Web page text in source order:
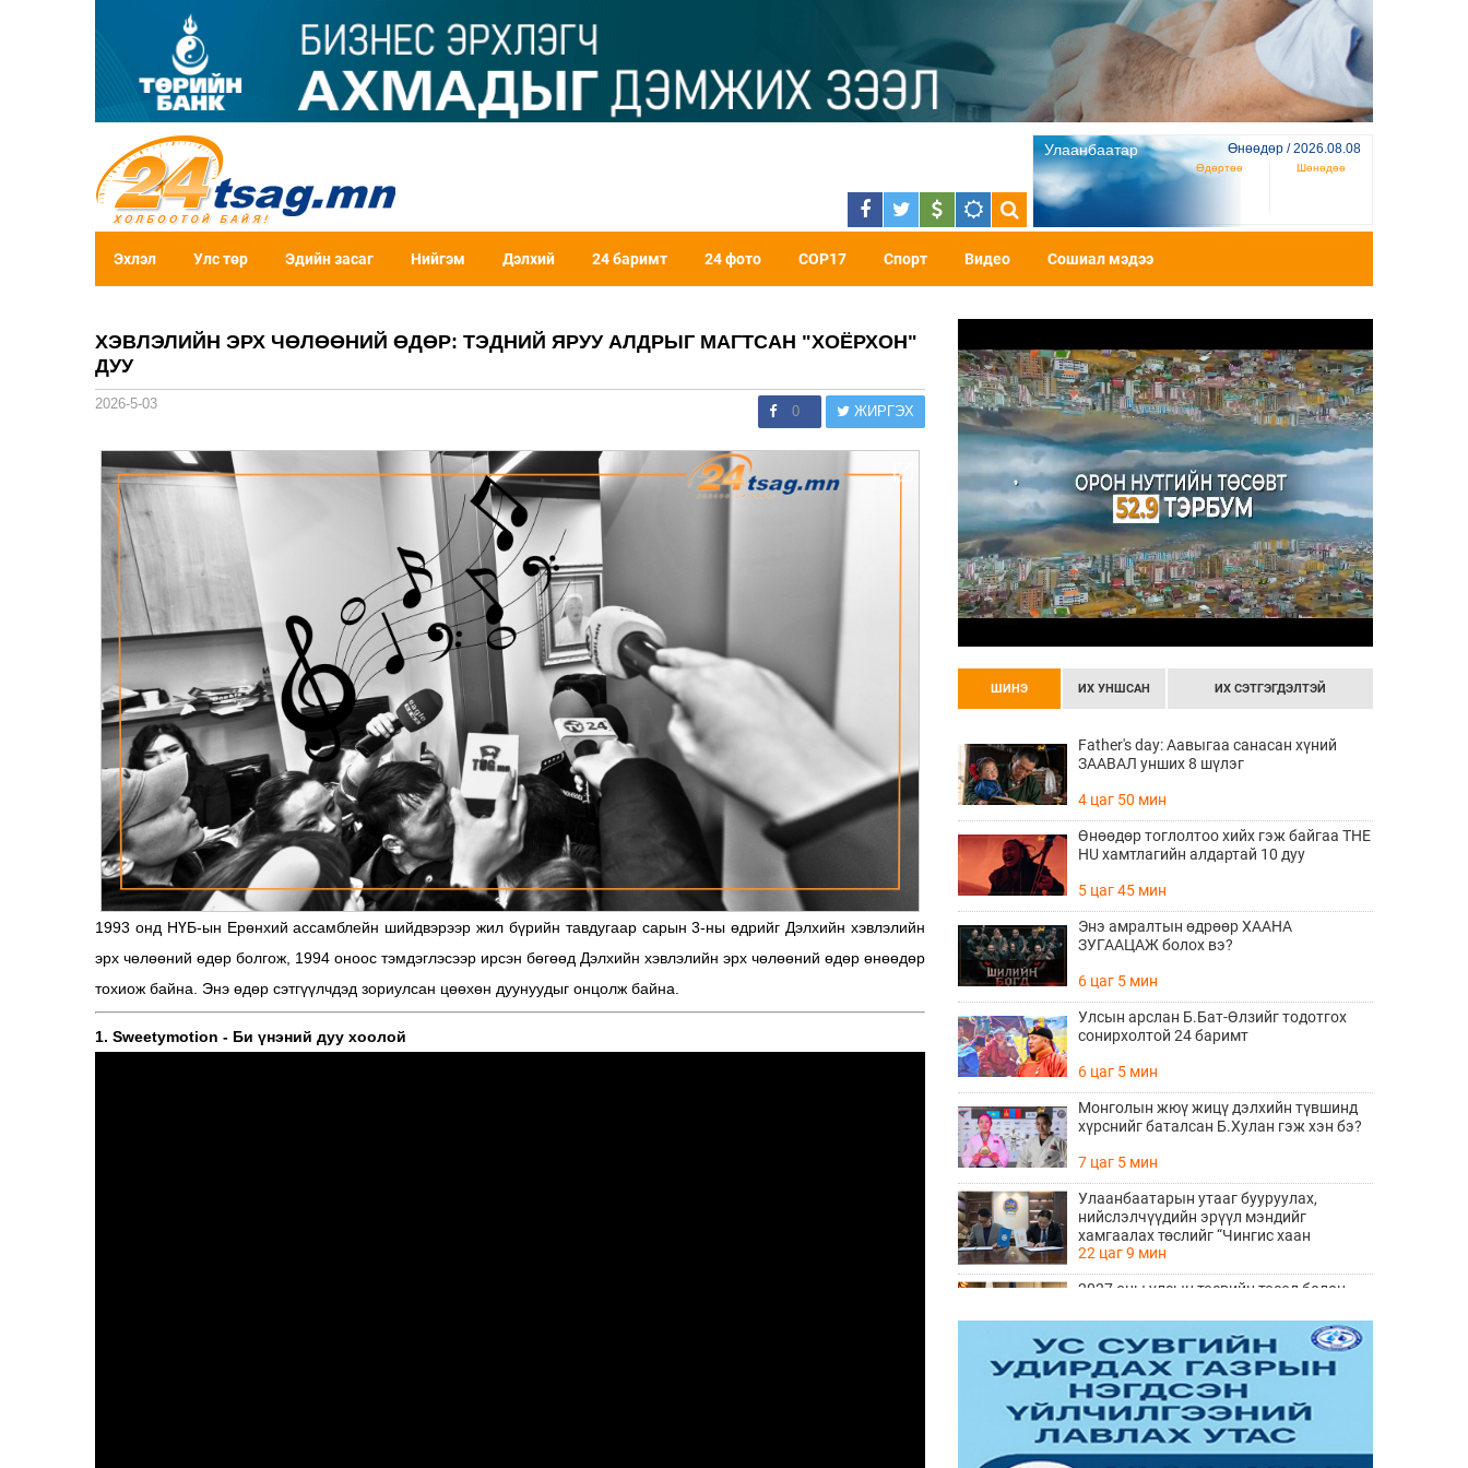
Улаанбаатар Өнөөдөр / 2026.08.08
Өдөртөө Шөнөдөө
Эхлэл Улс төр Эдийн засаг Нийгэм Дэлхий 24 баримт 24 фото COP17 Спорт Видео Сошиал мэдээ
ХЭВЛЭЛИЙН ЭРХ ЧӨЛӨӨНИЙ ӨДӨР: ТЭДНИЙ ЯРУУ АЛДРЫГ МАГТСАН "ХОЁРХОН"
ДУУ
2026-5-03 0 ЖИРГЭХ
1993 онд НҮБ-ын Ерөнхий ассамблейн шийдвэрээр жил бүрийн тавдугаар сарын 3-ны өдрийг Дэлхийн хэвлэлийн
эрх чөлөөний өдөр болгож, 1994 оноос тэмдэглэсээр ирсэн бөгөөд Дэлхийн хэвлэлийн эрх чөлөөний өдөр өнөөдөр
тохиож байна. Энэ өдөр сэтгүүлчдэд зориулсан цөөхөн дуунуудыг онцолж байна.
1. Sweetymotion - Би үнэний дуу хоолой
ШИНЭ ИХ УНШСАН ИХ СЭТГЭГДЭЛТЭЙ
Father's day: Аавыгаа санасан хүний
ЗААВАЛ унших 8 шүлэг
4 цаг 50 мин
Өнөөдөр тоглолтоо хийх гэж байгаа THE
HU хамтлагийн алдартай 10 дуу
5 цаг 45 мин
Энэ амралтын өдрөөр ХААНА
ЗУГААЦАЖ болох вэ?
6 цаг 5 мин
Улсын арслан Б.Бат-Өлзийг тодотгох
сонирхолтой 24 баримт
6 цаг 5 мин
Монголын жюү жицү дэлхийн түвшинд
хүрснийг баталсан Б.Хулан гэж хэн бэ?
7 цаг 5 мин
Улаанбаатарын утааг бууруулах,
нийслэлчүүдийн эрүүл мэндийг
хамгаалах төслийг “Чингис хаан
баялгийн сан нэгдэл” ХХК-тай хамтран
хэрэгжүүлнэ
22 цаг 9 мин
2027 оны улсын төсвийн төсөл болон
олон нийтийн хэлэлцүүлэг боллоо
22 цаг 27 мин
Нийгмийн даатгалын сангийн хөрөнгө
7.6 тэрбум төгрөгөөр арвижлаа
22 цаг 46 мин